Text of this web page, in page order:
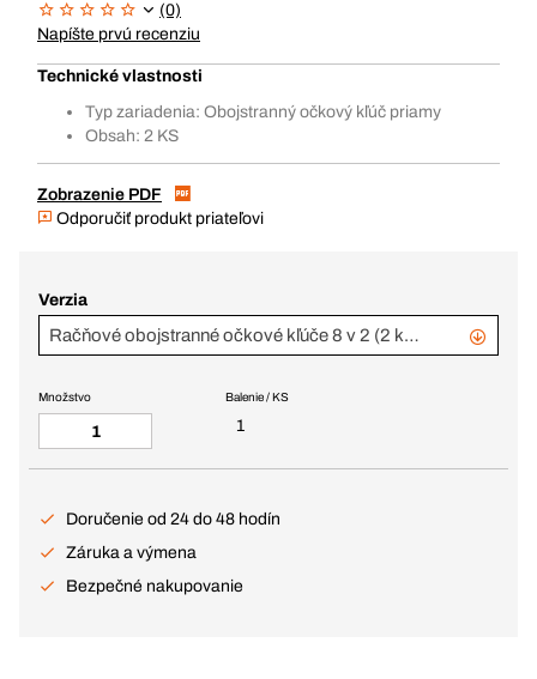
(0)
Napíšte prvú recenziu
Technické vlastnosti
Typ zariadenia: Obojstranný očkový kľúč priamy
Obsah: 2 KS
Zobrazenie PDF
Odporučiť produkt priateľovi
Verzia
Račňové obojstranné očkové kľúče 8 v 2 (2 ks - # 371224, 371225)
Balenie / KS
1
Množstvo
Doručenie od 24 do 48 hodín
Záruka a výmena
Bezpečné nakupovanie